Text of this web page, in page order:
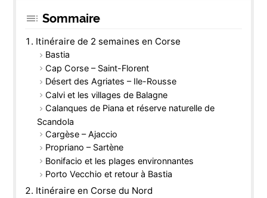
Sommaire
Itinéraire de 2 semaines en Corse
Bastia
Cap Corse – Saint-Florent
Désert des Agriates – Ile-Rousse
Calvi et les villages de Balagne
Calanques de Piana et réserve naturelle de
Scandola
Cargèse – Ajaccio
Propriano – Sartène
Bonifacio et les plages environnantes
Porto Vecchio et retour à Bastia
Itinéraire en Corse du Nord